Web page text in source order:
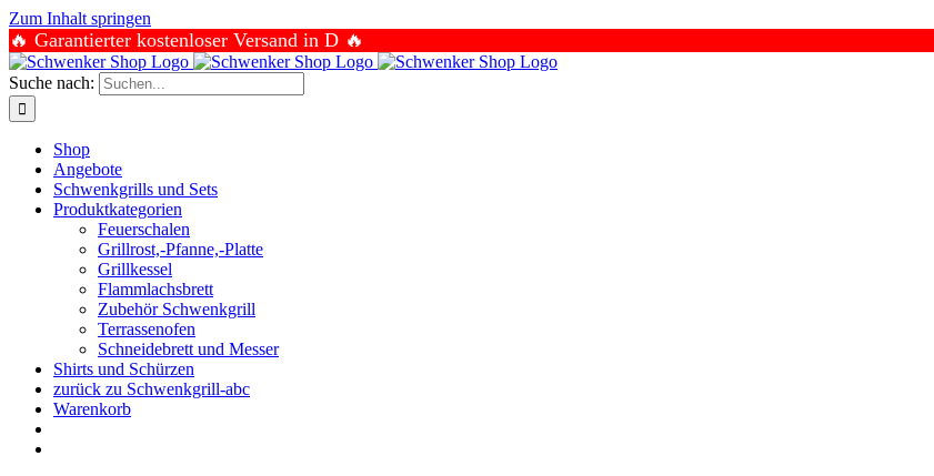
Zum Inhalt springen
🔥 Garantierter kostenloser Versand in D 🔥
Suche nach:
Shop
Angebote
Schwenkgrills und Sets
Produktkategorien
Feuerschalen
Grillrost,-Pfanne,-Platte
Grillkessel
Flammlachsbrett
Zubehör Schwenkgrill
Terrassenofen
Schneidebrett und Messer
Shirts und Schürzen
zurück zu Schwenkgrill-abc
Warenkorb